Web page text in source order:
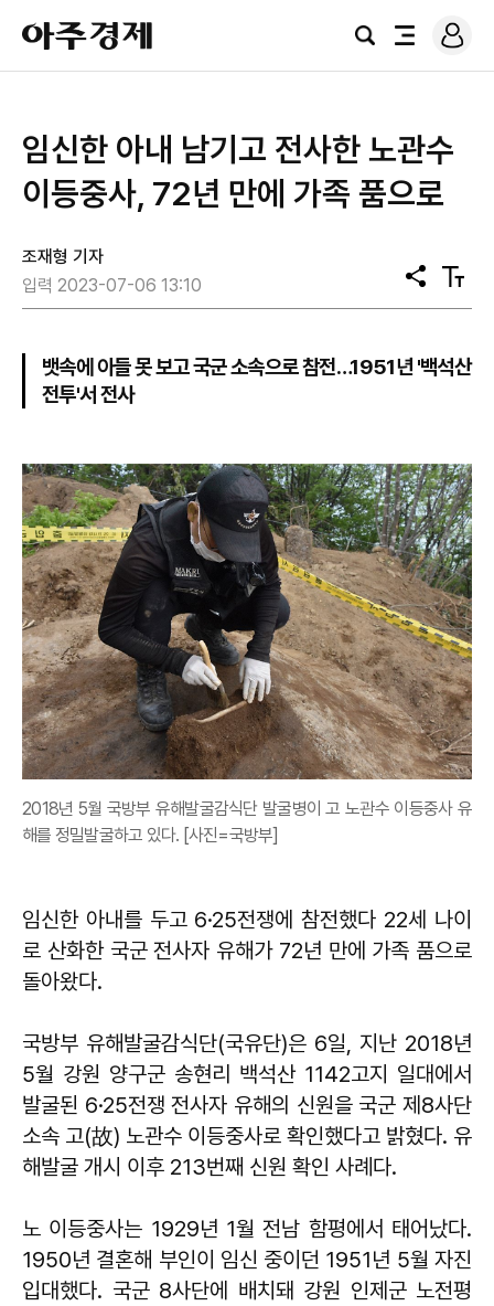
아
주
경
검
전
로
그
​임신한 아내 남기고 전사한 노관수
이등중사, 72년 만에 가족 품으로
조재형 기자
입력 2023-07-06 13:10
공
유
텍
스
기
뱃속에 아들 못 보고 국군 소속으로 참전…1951년 '백석산
전투'서 전사
2018년 5월 국방부 유해발굴감식단 발굴병이 고 노관수 이등중사 유
해를 정밀발굴하고 있다. [사진=국방부]
임신한 아내를 두고 6·25전쟁에 참전했다 22세 나이
로 산화한 국군 전사자 유해가 72년 만에 가족 품으로
돌아왔다.
국방부 유해발굴감식단(국유단)은 6일, 지난 2018년
5월 강원 양구군 송현리 백석산 1142고지 일대에서
발굴된 6·25전쟁 전사자 유해의 신원을 국군 제8사단
소속 고(故) 노관수 이등중사로 확인했다고 밝혔다. 유
해발굴 개시 이후 213번째 신원 확인 사례다.
노 이등중사는 1929년 1월 전남 함평에서 태어났다.
1950년 결혼해 부인이 임신 중이던 1951년 5월 자진
입대했다. 국군 8사단에 배치돼 강원 인제군 노전평